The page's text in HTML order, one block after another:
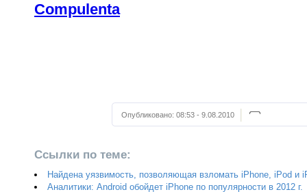
Compulenta
Опубликовано: 08:53 - 9.08.2010
Ссылки по теме:
Найдена уязвимость, позволяющая взломать iPhone, iPod и
Аналитики: Android обойдет iPhone по популярности в 2012 г.